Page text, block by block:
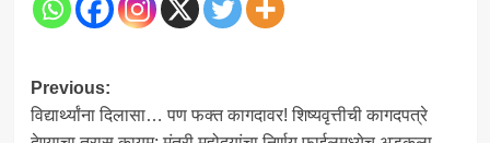
Post
navigation
Previous:
विद्यार्थ्यांना दिलासा… पण फक्त कागदावर! शिष्यवृत्तीची कागदपत्रे